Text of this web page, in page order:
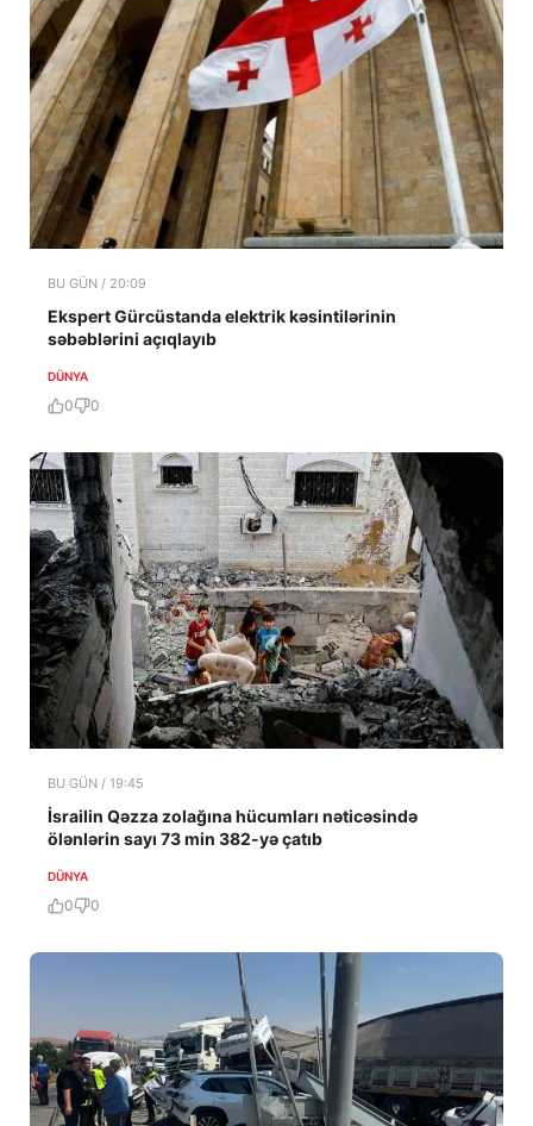
BU GÜN / 20:09
Ekspert Gürcüstanda elektrik kəsintilərinin
səbəblərini açıqlayıb
DÜNYA
0 0
BU GÜN / 19:45
İsrailin Qəzza zolağına hücumları nəticəsində
ölənlərin sayı 73 min 382-yə çatıb
DÜNYA
0 0